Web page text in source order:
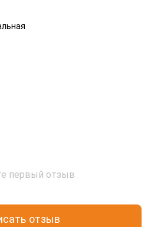
первый отзыв
отзыв